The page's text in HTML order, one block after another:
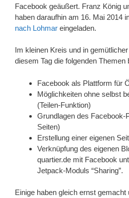
Facebook geäußert. Franz König
haben daraufhin am 16. Mai 2014
nach Lohmar eingeladen.
Im kleinen Kreis und in
diesem Tag die folgenden Themen
Facebook als Plattform für
Möglichkeiten ohne selbst
(Teilen-Funktion)
Grundlagen des Facebook-
Seiten)
Erstellung einer eigenen
Verknüpfung des eigenen
quartier.de mit Facebook
Jetpack-Moduls “Sharing”.
Einige haben gleich ernst